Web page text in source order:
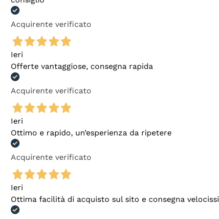
Acquirente verificato
Ieri
Offerte vantaggiose, consegna rapida
Acquirente verificato
Ieri
Ottimo e rapido, un’esperienza da ripetere
Acquirente verificato
Ieri
Ottima facilità di acquisto sul sito e consegna